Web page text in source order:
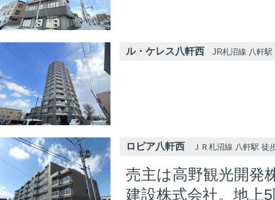
ル・ケレス八軒西 JR札沼線 八軒駅
ロピア八軒西 ＪＲ札沼線 八軒駅 徒
売主は高野観光開発
建設株式会社。地上